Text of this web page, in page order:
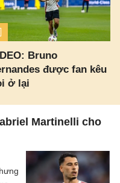
Bruno
được fan kêu
ở lại
Martinelli cho